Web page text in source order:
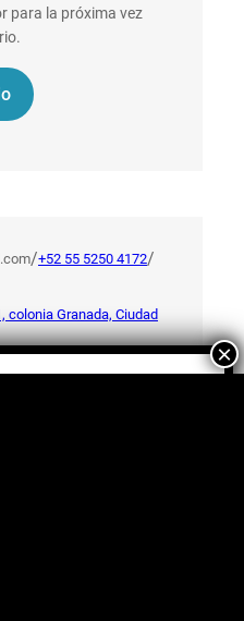
para la próxima vez
/+52 55 5250 4172/
colonia Granada, Ciudad
Todos los
queda
la publicación,